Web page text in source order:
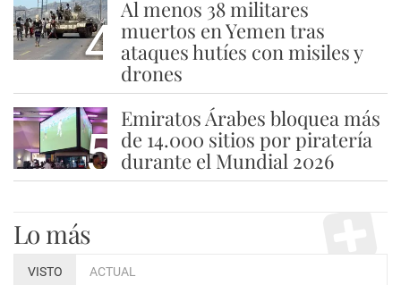
4
Al menos 38 militares
muertos en Yemen tras
ataques hutíes con misiles y
drones
5
Emiratos Árabes bloquea más
de 14.000 sitios por piratería
durante el Mundial 2026
Lo más
VISTO ACTUAL